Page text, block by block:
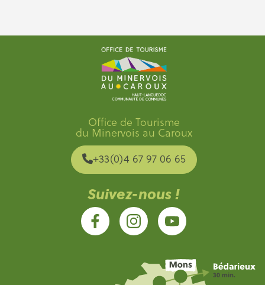
Office de Tourisme
du Minervois au Caroux
+33(0)4 67 97 06 65
Suivez-nous !